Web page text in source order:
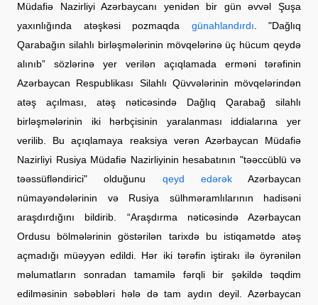
Müdafiə Nazirliyi Azərbaycanı yenidən bir gün əvvəl Şuşa
yaxınlığında atəşkəsi pozmaqda günahlandırdı . "Dağlıq
Qarabağın silahlı birləşmələrinin mövqelərinə üç hücum qeydə
alınıb” sözlərinə yer verilən açıqlamada erməni tərəfinin
Azərbaycan Respublikası Silahlı Qüvvələrinin mövqelərindən
atəş açılması, atəş nəticəsində Dağlıq Qarabağ silahlı
birləşmələrinin iki hərbçisinin yaralanması iddialarına yer
verilib. Bu açıqlamaya reaksiya verən Azərbaycan Müdafiə
Nazirliyi Rusiya Müdafiə Nazirliyinin hesabatının "təəccüblü və
təəssüfləndirici" olduğunu qeyd edərəkAzərbaycan
nümayəndələrinin və Rusiya sülhməramlılarının hadisəni
araşdırdığını bildirib. “Araşdırma nəticəsində Azərbaycan
Ordusu bölmələrinin göstərilən tarixdə bu istiqamətdə atəş
açmadığı müəyyən edildi. Hər iki tərəfin iştirakı ilə öyrənilən
məlumatların sonradan tamamilə fərqli bir şəkildə təqdim
edilməsinin səbəbləri hələ də tam aydın deyil. Azərbaycan